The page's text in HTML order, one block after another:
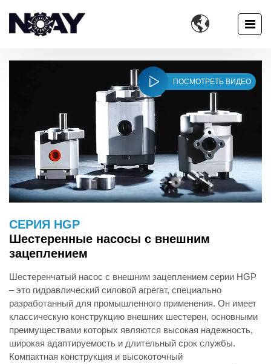

ПОСМОТРЕТЬ ВИДЕО
CЕРИЯ HGP
Шестеренные насосы с внешним
зацеплением
Шестеренчатый насос с внешним зацеплением серии HGP
– это гидравлический силовой агрегат, специально
разработанный для промышленного применения. Он имеет
классическую конструкцию внешних шестерен, основными
преимуществами которых являются высокая надежность,
широкая адаптируемость и длительный срок службы.
Компактная конструкция и высокоточный